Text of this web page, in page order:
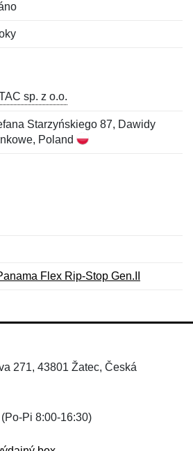
sp. z o.o.
Starzyńskiego 87, Dawidy
Poland
Flex Rip-Stop Gen.II
271, 43801 Žatec, Česká
(Po-Pi 8:00-16:30)